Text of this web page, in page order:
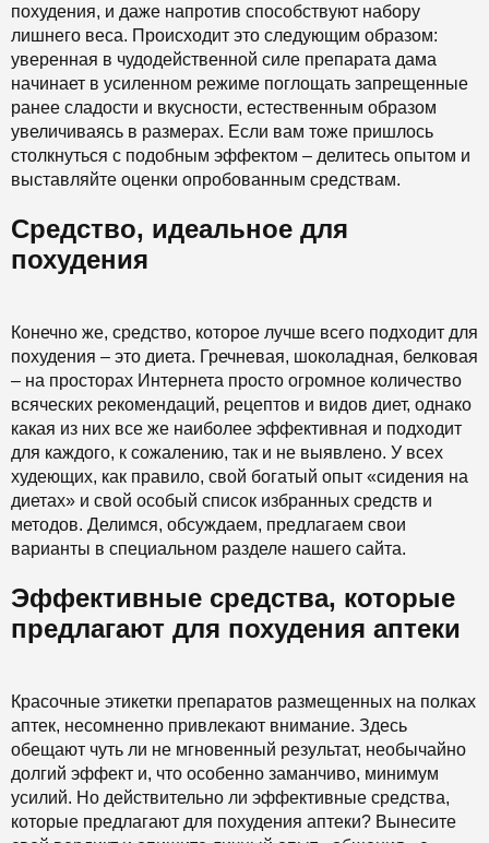
похудения, и даже напротив способствуют набору
лишнего веса. Происходит это следующим образом:
уверенная в чудодейственной силе препарата дама
начинает в усиленном режиме поглощать запрещенные
ранее сладости и вкусности, естественным образом
увеличиваясь в размерах. Если вам тоже пришлось
столкнуться с подобным эффектом – делитесь опытом и
выставляйте оценки опробованным средствам.
Средство, идеальное для
похудения
Конечно же, средство, которое лучше всего подходит для
похудения – это диета. Гречневая, шоколадная, белковая
– на просторах Интернета просто огромное количество
всяческих рекомендаций, рецептов и видов диет, однако
какая из них все же наиболее эффективная и подходит
для каждого, к сожалению, так и не выявлено. У всех
худеющих, как правило, свой богатый опыт «сидения на
диетах» и свой особый список избранных средств и
методов. Делимся, обсуждаем, предлагаем свои
варианты в специальном разделе нашего сайта.
Эффективные средства, которые
предлагают для похудения аптеки
Красочные этикетки препаратов размещенных на полках
аптек, несомненно привлекают внимание. Здесь
обещают чуть ли не мгновенный результат, необычайно
долгий эффект и, что особенно заманчиво, минимум
усилий. Но действительно ли эффективные средства,
которые предлагают для похудения аптеки? Вынесите